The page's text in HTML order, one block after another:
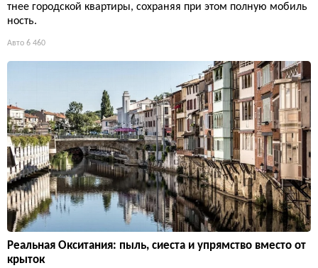
тнее городской квартиры, сохраняя при этом полную мобиль
ность.
Авто 6 460
Реальная Окситания: пыль, сиеста и упрямство вместо от
крыток